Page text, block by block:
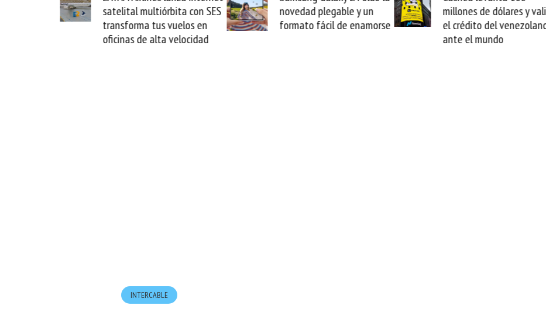
satelital multiórbita con SES
transforma tus vuelos en
oficinas de alta velocidad
novedad plegable y un
formato fácil de enamorse
millones de dólares y valida
el crédito del venezolano
ante el mundo
INTERCABLE